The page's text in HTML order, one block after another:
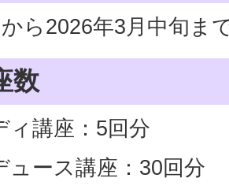
ら2026年3月中旬ま
数
ィ講座：5回分
ュース講座：30回分